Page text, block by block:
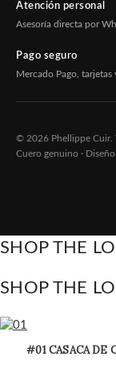
Atención personal
Asesoría directa por
Pago seguro
Mercado Pago, tarjetas
© 2026 Phellippe Cuir.
Cuero genuino ·
SHOP THE
SHOP THE
#01 CASACA DE